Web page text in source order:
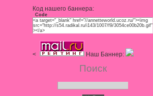
Код нашего баннера:
Code
<a target="_blank" href="//annetteworld.ucoz.ru/"><img
src="http://s54.radikal.ru/i143/1007/f9/3054ce00b20b.gif"
></a>
< Наш Баннер:
Поиск